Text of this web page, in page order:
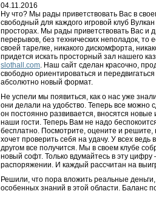
04.11.2016
Ну что? Мы рады приветствовать Вас в
свободный для каждого игровой клуб
просторах. Мы рады приветствовать Вас и
перерывов, без технических неполадок, то
своей тарелке, никакого дискомфорта,
придется искать просторный зал нашего
slothall.com. Наш сайт сделан красочно,
свободно ориентироваться и
абсолютно новый формат.
Не успели мы появиться, как о нас уже
они делали на удобство. Теперь все можно
он постоянно развивается, вносятся
наши гости. Теперь Вам не надо
бесплатно. Посмотрите, оцените и решите,
хочет проверить себя на удачу. У всех
другом все получится. Мы в своем клубе
новый софт. Только вдумайтесь в эту
распоряжении. И каждый рассчитан на
Решили, что пора вложить реальные
особенных знаний в этой области. Баланс